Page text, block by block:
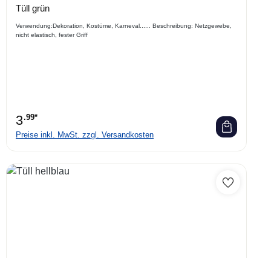
Durchschnittliche Bewertung von 0 von 5 Sternen
Tüll grün
Verwendung:Dekoration, Kostüme, Karneval...... Beschreibung: Netzgewebe,
nicht elastisch, fester Griff
3.99*
Preise inkl. MwSt. zzgl. Versandkosten